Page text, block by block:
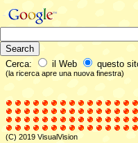
Cerca: il Web questo
(la ricerca apre una nuova finestra)
(C) 2019 VisualVision